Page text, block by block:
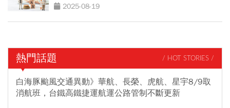
2025-08-19
熱門話題 / HOT STORIES /
白海豚颱風交通異動》華航、長榮、虎航、星宇8/9取
消航班，台鐵高鐵捷運航運公路管制不斷更新